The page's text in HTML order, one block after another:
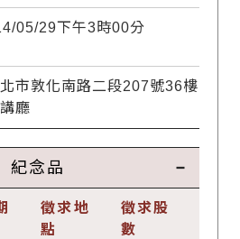
05/29下午3時00分
市敦化南路二段207號36樓
廳
紀念品
徵求地
點
徵求股
數